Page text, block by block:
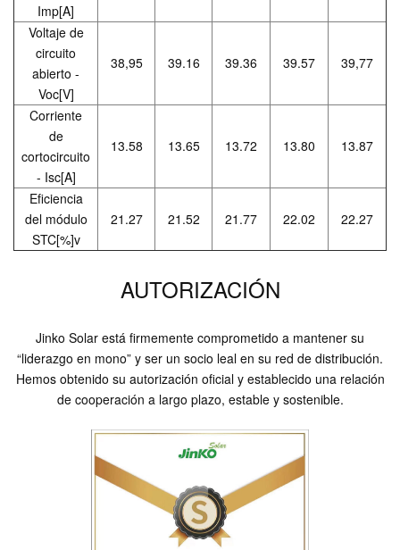
Imp[A]
Voltaje de
circuito
abierto -
Voc[V]
38,95 39.16 39.36 39.57 39,77
Corriente
de
cortocircuito
- Isc[A]
13.58 13.65 13.72 13.80 13.87
Eficiencia
del módulo
STC[%]v
21.27 21.52 21.77 22.02 22.27
AUTORIZACIÓN
Jinko Solar está firmemente comprometido a mantener su
“liderazgo en mono” y ser un socio leal en su red de distribución.
Hemos obtenido su autorización oficial y establecido una relación
de cooperación a largo plazo, estable y sostenible.